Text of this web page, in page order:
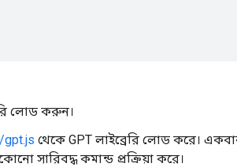
লোড করুন।
gpt.js থেকে GPT লাইব্রেরি লোড করে।
সারিবদ্ধ কমান্ড প্রক্রিয়া করে।